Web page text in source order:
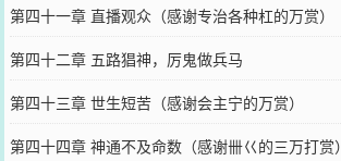
第四十一章 直播观众（感谢专治各种杠的万赏）
第四十二章 五路猖神，厉鬼做兵马
第四十三章 世生短苦（感谢会主宁的万赏）
第四十四章 神通不及命数（感谢卌巜的三万打赏）